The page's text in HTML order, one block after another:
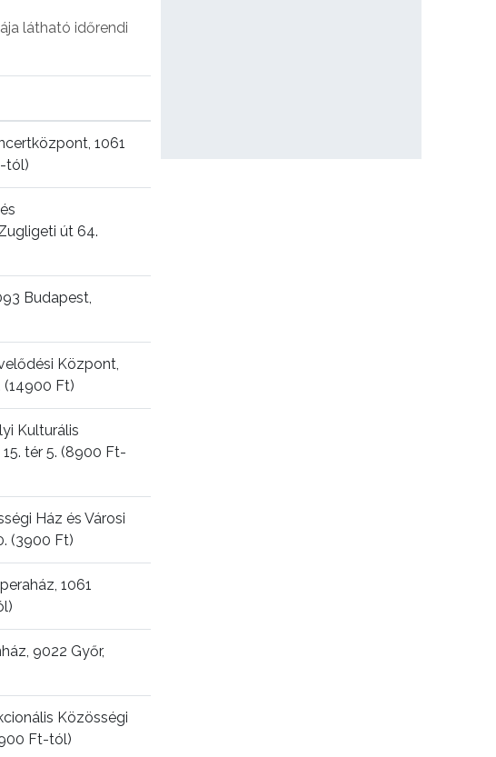
látható időrendi
1061
tól)
út 64.
Budapest,
Központ,
(14900 Ft)
Kulturális
tér 5. (8900 Ft-
Ház és Városi
(3900 Ft)
1061
9022 Győr,
Közösségi
Ft-tól)